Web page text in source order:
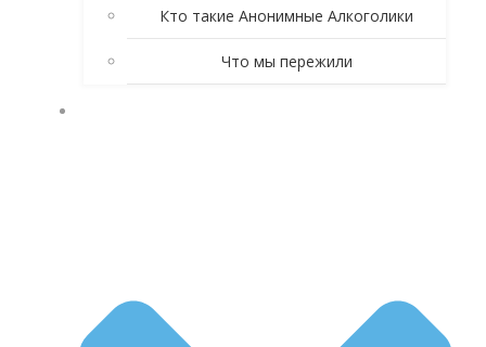
Кто такие Анонимные Алкоголики
Что мы пережили